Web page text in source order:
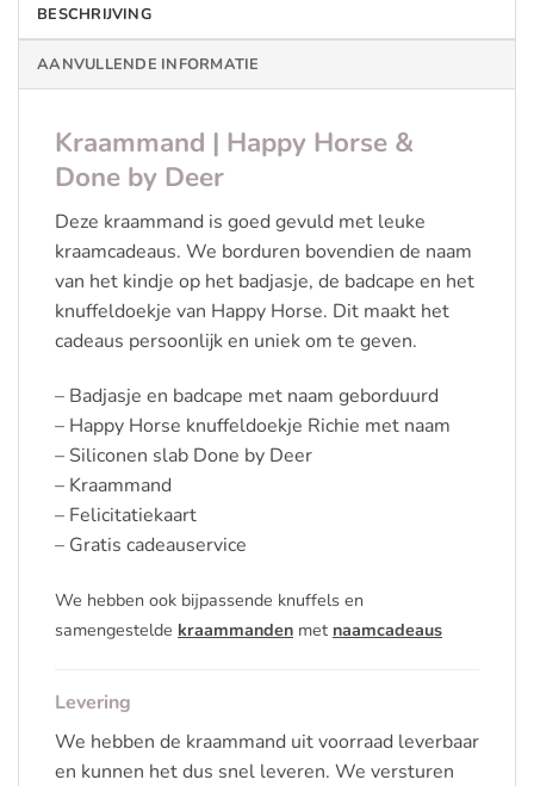
BESCHRIJVING
AANVULLENDE INFORMATIE
Kraammand | Happy Horse &
Done by Deer
Deze kraammand is goed gevuld met leuke
kraamcadeaus. We borduren bovendien de naam
van het kindje op het badjasje, de badcape en het
knuffeldoekje van Happy Horse. Dit maakt het
cadeaus persoonlijk en uniek om te geven.
– Badjasje en badcape met naam geborduurd
– Happy Horse knuffeldoekje Richie met naam
– Siliconen slab Done by Deer
– Kraammand
– Felicitatiekaart
– Gratis cadeauservice
We hebben ook bijpassende knuffels en
samengestelde kraammanden met naamcadeaus
Levering
We hebben de kraammand uit voorraad leverbaar
en kunnen het dus snel leveren. We versturen